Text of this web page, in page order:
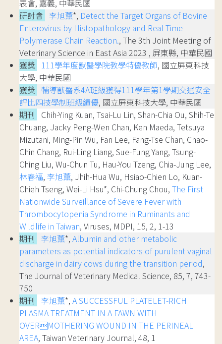
表會, 嘉義, 中華民國
研討會 李旭薰*, Detect the Target Organs of Bovine
Enterovirus by Histopathology and Real-Time
Polymerase Chain Reaction., The 3th Joint Meeting of
Veterinary Science in East Asia 2023 , 屏東縣, 中華民國
獲獎 111學年度獸醫學院教學特優教師, 國立屏東科技
大學, 中華民國
獲獎 輔導獸醫系4A班級獲得111學年第1學期交通安全
評比四技學制班級績優, 國立屏東科技大學, 中華民國
期刊
Chih-Ying Kuan, Tsai-Lu Lin, Shan-Chia Ou, Shih-Te
Chuang, Jacky Peng-Wen Chan, Ken Maeda, Tetsuya
Mizutani, Ming-Pin Wu, Fan Lee, Fang-Tse Chan, Chao-
Chin Chang, Rui-Ling Liang, Sue-Fung Yang, Tsung-
Ching Liu, Wu-Chun Tu, Hau-You Tzeng, Chia-Jung Lee,
林春福, 李旭薰, Jhih-Hua Wu, Hsiao-Chien Lo, Kuan-
Chieh Tseng, Wei-Li Hsu*, Chi-Chung Chou, The First
Nationwide Surveillance of Severe Fever with
Thrombocytopenia Syndrome in Ruminants and
Wildlife in Taiwan, Viruses, MDPI, 15, 2, 1-13
期刊 李旭薰*, Albumin and other metabolic
parameters as potential indicators of purulent vaginal
discharge in dairy cows during the transition period,
The Journal of Veterinary Medical Science, 85, 7, 743-
750
期刊 李旭薰*, A SUCCESSFUL PLATELET-RICH
PLASMA TREATMENT IN A FAWN WITH
OVERMOTHERING WOUND IN THE PERINEAL
AREA, Taiwan Veterinary Journal, 48, 1